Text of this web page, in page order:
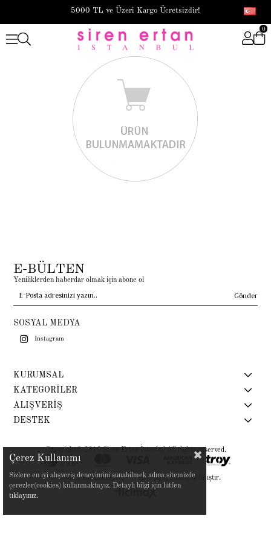
5000 TL ve Üzeri Kargo Ücretsizdir!
0
E-BÜLTEN
Yeniliklerden haberdar olmak için abone ol
Gönder
SOSYAL MEDYA
Instagram
KURUMSAL
KATEGORİLER
ALIŞVERİŞ
DESTEK
Copyright© 2019 Siren Ertan İstanbul All rights reserved.
Bu sitenin kurulumuKeyo Digital tarafından yapılmıştır.
Çerez Kullanımı
Sizlere en iyi alışveriş deneyimini sunabilmek adına sitemizde
çerezler(cookies) kullanmaktayız. Detaylı bilgi için lütfen
tıklayınız.